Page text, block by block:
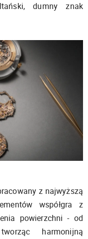
dumny znak
z najwyższą
współgra z
powierzchni - od
harmonijną